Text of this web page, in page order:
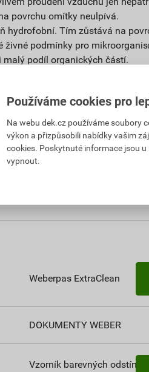
povrchu omítky neulpívá.
hydrofobní. Tím zůstává na
živné podmínky pro
malý podíl organických částí.
zůstává povrch omítky
barvách.
přání zákazníka. V souladu s
zboží nevztahuje 14-ti denní
Weberpas ExtraClean
DOKUMENTY WEBER
Vzorník barevných odstínů
Používáme cookies pro
Na webu dek.cz používáme soubory
výkon a přizpůsobili nabídky vašim
cookies. Poskytnuté informace jsou
vypnout.